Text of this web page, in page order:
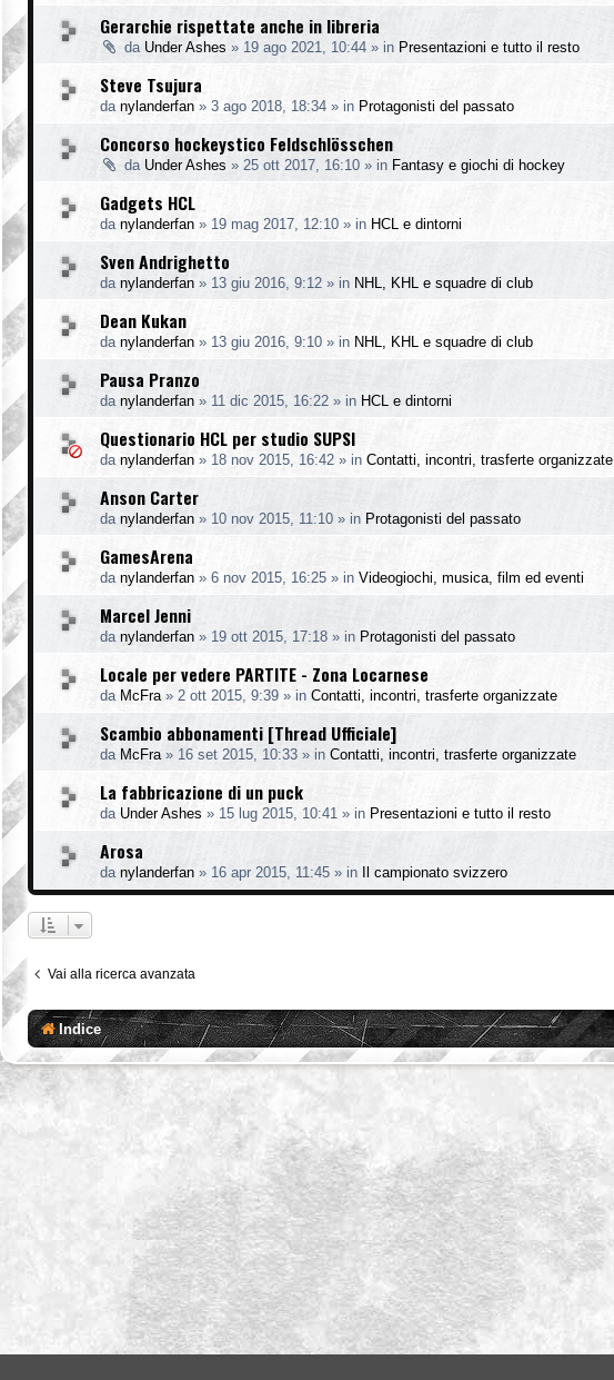
Gerarchie rispettate anche in libreria
da Under Ashes » 19 ago 2021, 10:44 » in Presentazioni e tutto il resto
Steve Tsujura
da nylanderfan » 3 ago 2018, 18:34 » in Protagonisti del passato
Concorso hockeystico Feldschlösschen
da Under Ashes » 25 ott 2017, 16:10 » in Fantasy e giochi di hockey
Gadgets HCL
da nylanderfan » 19 mag 2017, 12:10 » in HCL e dintorni
Sven Andrighetto
da nylanderfan » 13 giu 2016, 9:12 » in NHL, KHL e squadre di club
Dean Kukan
da nylanderfan » 13 giu 2016, 9:10 » in NHL, KHL e squadre di club
Pausa Pranzo
da nylanderfan » 11 dic 2015, 16:22 » in HCL e dintorni
Questionario HCL per studio SUPSI
da nylanderfan » 18 nov 2015, 16:42 » in Contatti, incontri, trasferte organizzate
Anson Carter
da nylanderfan » 10 nov 2015, 11:10 » in Protagonisti del passato
GamesArena
da nylanderfan » 6 nov 2015, 16:25 » in Videogiochi, musica, film ed eventi
Marcel Jenni
da nylanderfan » 19 ott 2015, 17:18 » in Protagonisti del passato
Locale per vedere PARTITE - Zona Locarnese
da McFra » 2 ott 2015, 9:39 » in Contatti, incontri, trasferte organizzate
Scambio abbonamenti [Thread Ufficiale]
da McFra » 16 set 2015, 10:33 » in Contatti, incontri, trasferte organizzate
La fabbricazione di un puck
da Under Ashes » 15 lug 2015, 10:41 » in Presentazioni e tutto il resto
Arosa
da nylanderfan » 16 apr 2015, 11:45 » in Il campionato svizzero
Vai alla ricerca avanzata
Indice